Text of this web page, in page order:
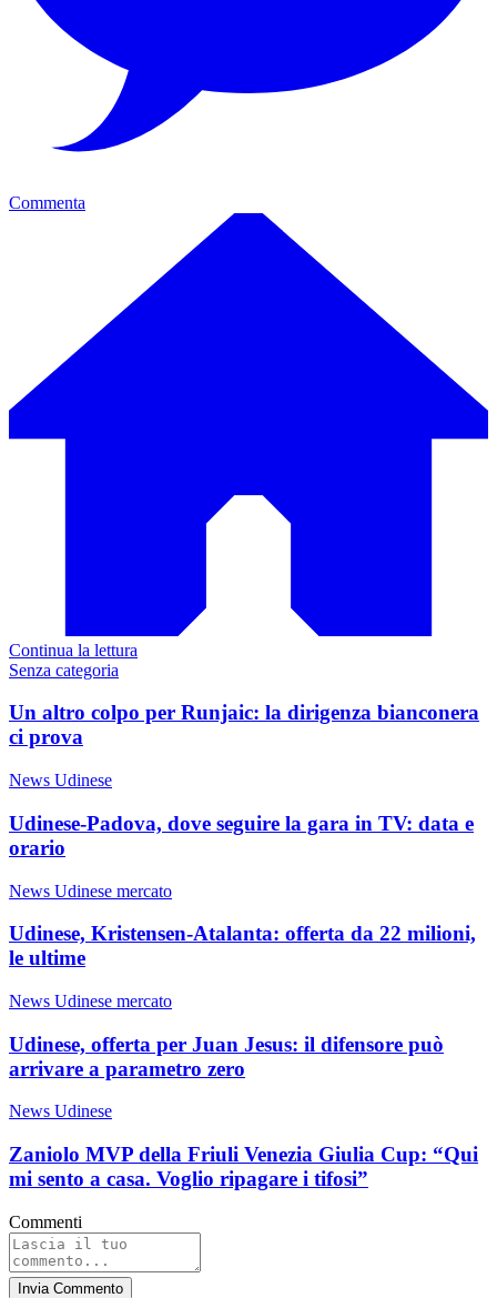
Commenta
Continua la lettura
Senza categoria
Un altro colpo per Runjaic: la dirigenza bianconera
ci prova
News Udinese
Udinese-Padova, dove seguire la gara in TV: data e
orario
News Udinese mercato
Udinese, Kristensen-Atalanta: offerta da 22 milioni,
le ultime
News Udinese mercato
Udinese, offerta per Juan Jesus: il difensore può
arrivare a parametro zero
News Udinese
Zaniolo MVP della Friuli Venezia Giulia Cup: “Qui
mi sento a casa. Voglio ripagare i tifosi”
Commenti
Invia Commento